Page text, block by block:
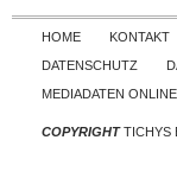
HOME KONTAKT
DATENSCHUTZ
MEDIADATEN ONLINE
COPYRIGHTTICHYS